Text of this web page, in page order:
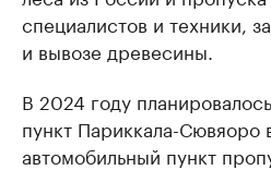
специалистов и техники,
и вывозе древесины.
В 2024 году
пункт Париккала-
автомобильный пункт